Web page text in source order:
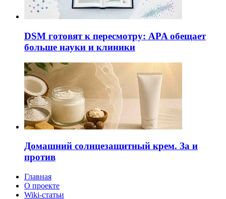
DSM готовят к пересмотру: APA обещает
больше науки и клиники
Домашний солнцезащитный крем. За и
против
Главная
О проекте
Wiki-статьи